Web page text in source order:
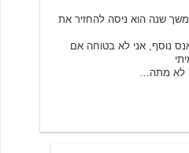
שנה הוא ניסה להחזיר את
נוסף, אני לא בטוחה אם
לא מתה…